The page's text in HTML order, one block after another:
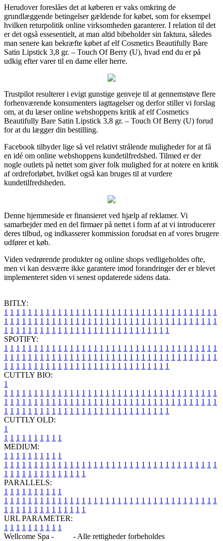
Herudover foreslåes det at køberen er vaks omkring de
grundlæggende betingelser gældende for købet, som for eksempel
hvilken returpolitik online virksomheden garanterer. I relation til det
er det også essesentielt, at man altid bibeholder sin faktura, således
man senere kan bekræfte købet af elf Cosmetics Beautifully Bare
Satin Lipstick 3,8 gr. – Touch Of Berry (U), hvad end du er på
udkig efter varer til en dame eller herre.
Trustpilot resulterer i evigt gunstige genveje til at gennemstøve flere
forhenværende konsumenters iagttagelser og derfor stiller vi forslag
om, at du læser online webshoppens kritik af elf Cosmetics
Beautifully Bare Satin Lipstick 3,8 gr. – Touch Of Berry (U) forud
for at du lægger din bestilling.
Facebook tilbyder lige så vel relativt strålende muligheder for at få
en idé om online webshoppens kundetilfredshed. Tilmed er der
nogle outlets på nettet som giver folk mulighed for at notere en kritik
af ordreforløbet, hvilket også kan bruges til at vurdere
kundetilfredsheden.
Denne hjemmeside er finansieret ved hjælp af reklamer. Vi
samarbejder med en del firmaer på nettet i form af at vi introducerer
deres tilbud, og indkasserer kommission forudsat en af vores brugere
udfører et køb.
Viden vedrørende produkter og online shops vedligeholdes ofte,
men vi kan desværre ikke garantere imod forandringer der er blevet
implementeret siden vi senest opdaterede sidens data.
BITLY:
1 1 1 1 1 1 1 1 1 1 1 1 1 1 1 1 1 1 1 1 1 1 1 1 1 1 1 1 1 1 1 1 1 1 1 1
1 1 1 1 1 1 1 1 1 1 1 1 1 1 1 1 1 1 1 1 1 1 1 1 1 1 1 1 1 1 1 1 1 1 1 1
1 1 1 1 1 1 1 1 1 1 1 1 1 1 1 1 1 1 1 1 1 1 1 1 1 1 1 1
SPOTIFY:
1 1 1 1 1 1 1 1 1 1 1 1 1 1 1 1 1 1 1 1 1 1 1 1 1 1 1 1 1 1 1 1 1 1 1 1
1 1 1 1 1 1 1 1 1 1 1 1 1 1 1 1 1 1 1 1 1 1 1 1 1 1 1 1 1 1 1 1 1 1 1 1
1 1 1 1 1 1 1 1 1 1 1 1 1 1 1 1 1 1 1 1 1 1 1 1 1 1 1 1
CUTTLY BIO:
1
1 1 1 1 1 1 1 1 1 1 1 1 1 1 1 1 1 1 1 1 1 1 1 1 1 1 1 1 1 1 1 1 1 1 1 1
1 1 1 1 1 1 1 1 1 1 1 1 1 1 1 1 1 1 1 1 1 1 1 1 1 1 1 1 1 1 1 1 1 1 1 1
1 1 1 1 1 1 1 1 1 1 1 1 1 1 1 1 1 1 1 1 1 1 1 1 1 1 1 1
CUTTLY OLD:
1
1 1 1 1 1 1 1 1 1 1
MEDIUM:
1 1 1 1 1 1 1 1 1 1
1 1 1 1 1 1 1 1 1 1 1 1 1 1 1 1 1 1 1 1 1 1 1 1 1 1 1 1 1 1 1 1 1 1 1 1
1 1 1 1 1 1 1 1 1 1 1 1 1 1
PARALLELS:
1 1 1 1 1 1 1 1 1 1
1 1 1 1 1 1 1 1 1 1 1 1 1 1 1 1 1 1 1 1 1 1 1 1 1 1 1 1 1 1 1 1 1 1 1 1
1 1 1 1 1 1 1 1 1 1 1 1 1 1
URL PARAMETER:
1 1 1 1 1 1 1 1 1 1
Wellcome Spa -
- Alle rettigheder forbeholdes